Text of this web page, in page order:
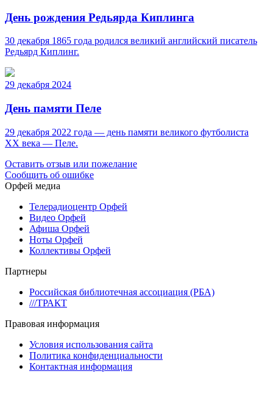
День рождения Редьярда Киплинга
30 декабря 1865 года родился великий английский писатель
Редьярд Киплинг.
29 декабря 2024
День памяти Пеле
29 декабря 2022 года — день памяти великого футболиста
ХХ века — Пеле.
Оставить отзыв или пожелание
Сообщить об ошибке
Орфей медиа
Телерадиоцентр Орфей
Видео Орфей
Афиша Орфей
Ноты Орфей
Коллективы Орфей
Партнеры
Российская библиотечная ассоциация (РБА)
///ТРАКТ
Правовая информация
Условия использования сайта
Политика конфиденциальности
Контактная информация